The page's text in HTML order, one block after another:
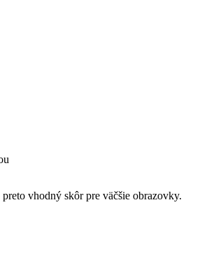
vhodný skôr pre väčšie obrazovky.